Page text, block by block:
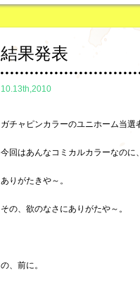
結果発表
10.13th,2010
ガチャピンカラーのユニホーム当選
今回はあんなコミカルカラーなの
ありがたきや～。
その、欲のなさにありがたや～。
の、前に。